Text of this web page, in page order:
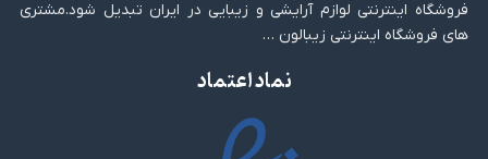
فروشگاه اینترنتی لوازم آرایشی و زیبایی در ایران تبدیل شود.مشتری
های فروشگاه اینترنتی زیبالون …
نماد اعتماد